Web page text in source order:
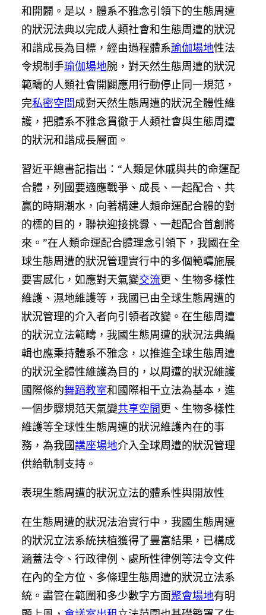
和開闢。是以，體系不雅念引領下的生態周遭
的狀況法典以完成人類社會和生態周遭的狀況
和諧成長為目標，經由過程體系瑜伽場地性法
令規制手瑜伽場地腕，對天然生態周遭的狀況
範疇的人類社會開闢應用行動停止同一規范，
完私密空間成對天然生態周遭的狀況全體性維
護，把體系不雅念貫徹于人類社會與生態周遭
的狀況和諧成長層面。
習近平總書記指出：“人類是休戚與共的命運配
合體，列國要適應戰爭、成長、一起配合、共
贏的時期潮水，向著構建人類命運配合體的對
的標的目的，聯袂迎接挑釁、一起配合首創將
來。”在人類命運配合體理念引領下，我國在全
球生態周遭的狀況管理實行中的多個範疇施展
要害感化，如應對天氣變交流更、生物多樣性
維護、濕地維護等，我國已由全球生態周遭的
狀況管理的介入者向引領者改變。在生態周遭
的狀況立法範疇，我國生態周遭的狀況法典編
輯也應秉持體系不雅念，以推進全球生態周遭
的狀況全體性維護為目的，以周遭的狀況維護
國際條約舞蹈教室和國際相干立法為基本，進
一個步驟規范天氣變共享空間更、生物多樣性
維護等全球性生態周遭的狀況維護內在的事
務，為我國講座場地介入全球周遭的狀況管理
供給軌制支持。
表現生態周遭的狀況立法的體系性與開放性
在生態周遭的狀況法治實行中，我國生態周遭
的狀況立法系統扶植獲得了豐富結果，已構成
涵蓋法令、行政律例、處所性律例等法令文件
在內的全方位、多條理生態周遭的狀況立法系
統。盡管在範圍和多少數字方面聚會場地有明